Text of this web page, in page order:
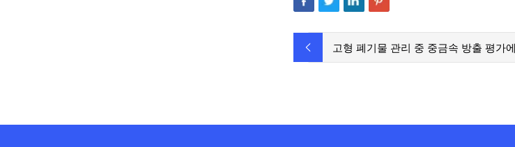
고형 폐기물 관리 중 중금속 방출 평가